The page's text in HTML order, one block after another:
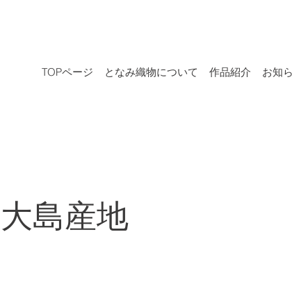
TOPページ となみ織物について 作品紹介 お知
島産地